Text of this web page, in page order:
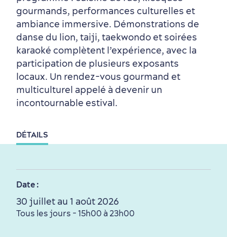
Autour du centre-ville
Tourisme responsable
Activités en été
Événements
dans le Vieux-Québec
en famille
Hôtels écologiques
Rabais hôtels
Magazine Québec cité
Compensation carbone
gourmands, performances culturelles et
ambiance immersive. Démonstrations de
danse du lion, taiji, taekwondo et soirées
karaoké complètent l’expérience, avec la
participation de plusieurs exposants
locaux. Un rendez-vous gourmand et
multiculturel appelé à devenir un
incontournable estival.
DÉTAILS
Date :
30 juillet au 1 août 2026
Tous les jours - 15h00 à 23h00